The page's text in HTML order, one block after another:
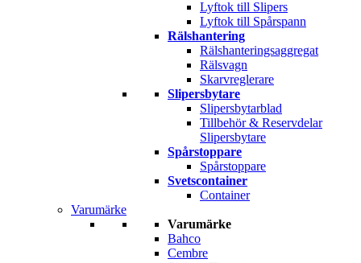
Lyftok till Slipers
Lyftok till Spårspann
Rälshantering
Rälshanteringsaggregat
Rälsvagn
Skarvreglerare
Slipersbytare
Slipersbytarblad
Tillbehör & Reservdelar
Slipersbytare
Spårstoppare
Spårstoppare
Svetscontainer
Container
Varumärke
Varumärke
Bahco
Cembre